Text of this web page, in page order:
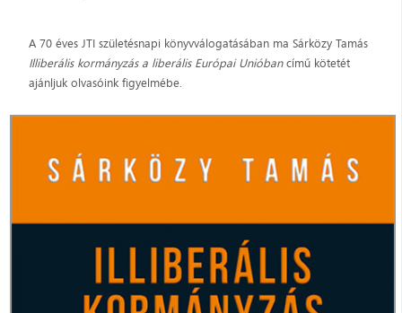
A 70 éves JTI születésnapi könyvválogatásában ma Sárközy Tamás
Illiberális kormányzás a liberális Európai Unióbancímű kötetét
ajánljuk olvasóink figyelmébe.